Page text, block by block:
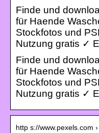
Finde und
für Haende
Stockfotos und
Nutzung gratis ✓
Finde und
für Haende
Stockfotos und
Nutzung gratis ✓
http s://www.pexels.com